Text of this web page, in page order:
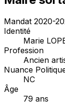
Mandat 2020-
Identité
Marie
Profession
Ancien
Nuance
NC
Âge
79 ans